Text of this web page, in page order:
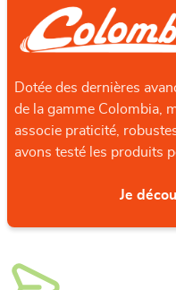
Dotée des dernières
de la gamme Colombia,
associe praticité,
avons testé les produits
Je